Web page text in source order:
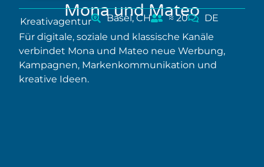
Mona und Mateo
Kreativagentur Basel, CH ≈ 20
DE
Für digitale, soziale und klassische Kanäle
verbindet Mona und Mateo neue Werbung,
Kampagnen, Markenkommunikation und
kreative Ideen.